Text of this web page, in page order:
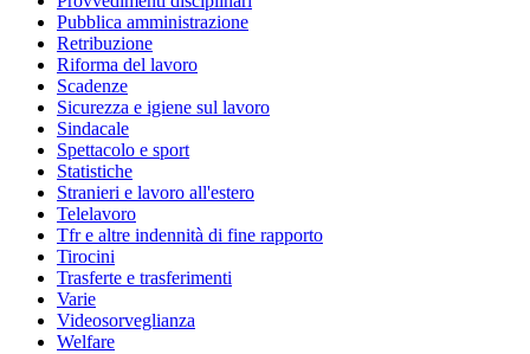
Pubblica amministrazione
Retribuzione
Riforma del lavoro
Scadenze
Sicurezza e igiene sul lavoro
Sindacale
Spettacolo e sport
Statistiche
Stranieri e lavoro all'estero
Telelavoro
Tfr e altre indennità di fine rapporto
Tirocini
Trasferte e trasferimenti
Varie
Videosorveglianza
Welfare